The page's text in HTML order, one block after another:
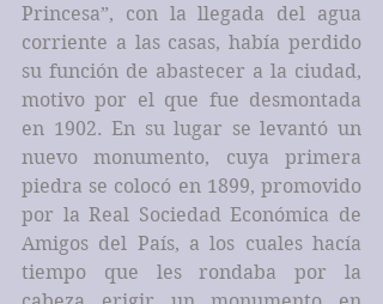
Princesa”, con la llegada del agua
corriente a las casas, había perdido
su función de abastecer a la ciudad,
motivo por el que fue desmontada
en 1902. En su lugar se levantó un
nuevo monumento, cuya primera
piedra se colocó en 1899, promovido
por la Real Sociedad Económica de
Amigos del País, a los cuales hacía
tiempo que les rondaba por la